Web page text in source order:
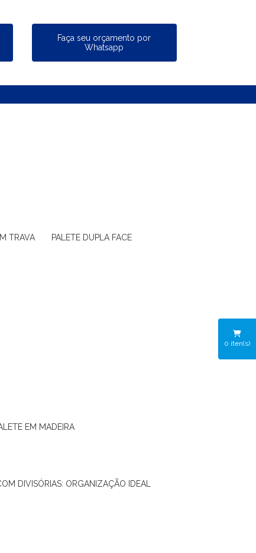
Faça seu orçamento por
Whatsapp
TRAVA PALETE DUPLA FACE
EM MADEIRA
DIVISÓRIAS: ORGANIZAÇÃO IDEAL
0 iten(s)